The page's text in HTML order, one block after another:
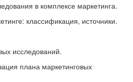
в комплексе маркетинга.
классификация, источники.
исследований.
плана маркетинговых